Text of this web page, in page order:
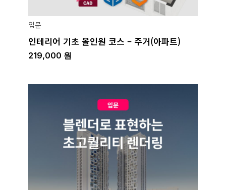
입문
인테리어 기초 올인원 코스 – 주거(아파트)
219,000 원